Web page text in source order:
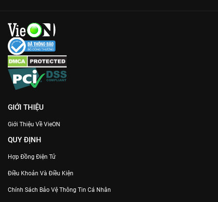
GIỚI THIỆU
Giới Thiệu Về VieON
QUY ĐỊNH
Hợp Đồng Điện Tử
Điều Khoản Và Điều Kiện
Chính Sách Bảo Vệ Thông Tin Cá Nhân